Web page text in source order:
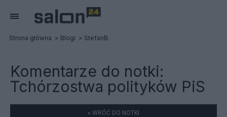
Strona główna Blogi StefanB.
Komentarze do notki:
Tchórzostwa polityków PiS
« WRÓĆ DO NOTKI